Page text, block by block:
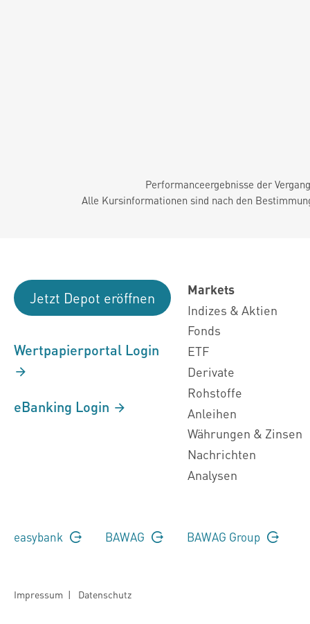
Performanceergebnisse der
Alle Kursinformationen sind nach den
Jetzt Depot eröffnen
Wertpapierportal Login
eBanking Login
Markets
Indizes & Aktien
Fonds
ETF
Derivate
Rohstoffe
Anleihen
Währungen & Zinsen
Nachrichten
Analysen
easybank BAWAG BAWAG Group
Impressum | Datenschutz